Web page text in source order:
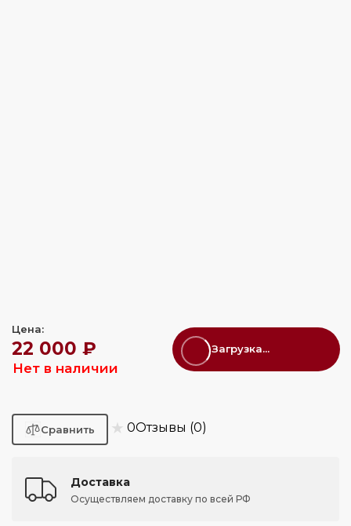
Цена:
22 000 ₽
Нет в наличии
Загрузка...
★ 0Отзывы (0)
Доставка
Осуществляем доставку по всей РФ